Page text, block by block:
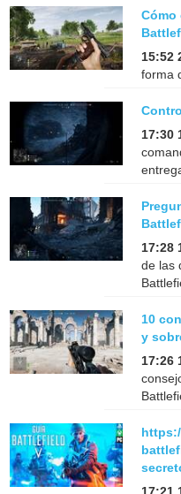
Cómo
15:52
forma
17:30
17:28
de las
10
y
17:26